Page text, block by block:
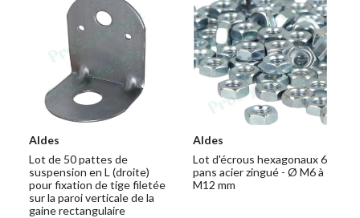
Aldes
Lot de 50 pattes de
suspension en L (droite)
pour fixation de tige filetée
sur la paroi verticale de la
gaine rectangulaire
Aldes
Lot d'écrous hexagonaux 6
pans acier zingué - Ø M6 à
M12 mm